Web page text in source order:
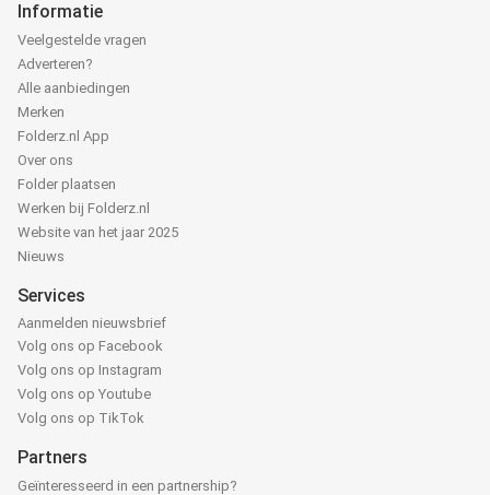
Informatie
Veelgestelde vragen
Adverteren?
Alle aanbiedingen
Merken
Folderz.nl App
Over ons
Folder plaatsen
Werken bij Folderz.nl
Website van het jaar 2025
Nieuws
Services
Aanmelden nieuwsbrief
Volg ons op Facebook
Volg ons op Instagram
Volg ons op Youtube
Volg ons op TikTok
Partners
Geïnteresseerd in een partnership?